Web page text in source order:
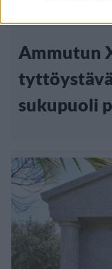
Ammutun
tyttöystävä
sukupuoli